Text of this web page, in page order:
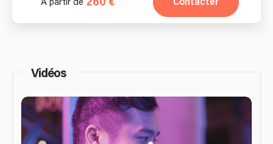
À partir de 260 € Contacter
Vidéos